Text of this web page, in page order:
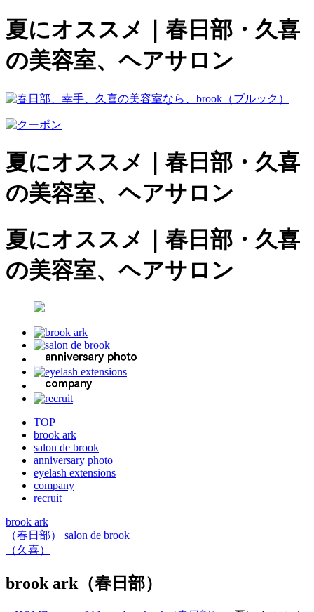
夏にオススメ｜春日部・久喜
の美容室、ヘアサロン
夏にオススメ｜春日部・久喜
の美容室、ヘアサロン
夏にオススメ｜春日部・久喜
の美容室、ヘアサロン
TOP
brook ark
salon de brook
anniversary photo
eyelash extensions
company
recruit
brook ark
（春日部）
salon de brook
（久喜）
brook ark（春日部）